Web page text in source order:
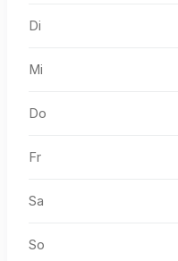
Di
Mi
Do
Fr
Sa
So